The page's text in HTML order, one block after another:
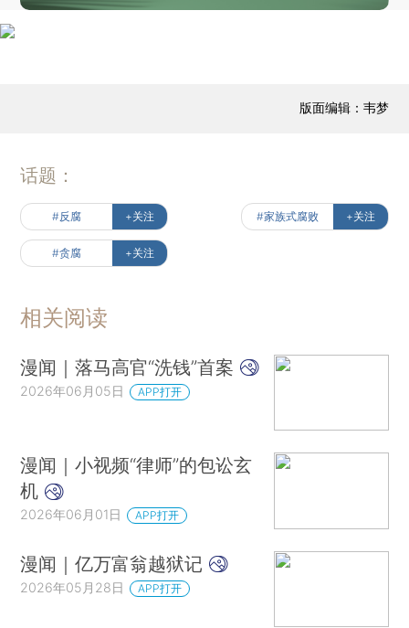
版面编辑：韦梦
话题：
#反腐 +关注 #家族式腐败 +关注
#贪腐 +关注
相关阅读
漫闻｜落马高官“洗钱”首案
2026年06月05日 APP打开
漫闻｜小视频“律师”的包讼玄
机
2026年06月01日 APP打开
漫闻｜亿万富翁越狱记
2026年05月28日 APP打开